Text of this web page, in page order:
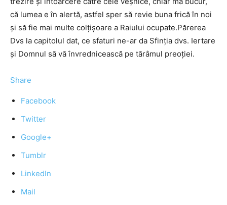
că lumea e în alertă, astfel sper să revie buna frică în noi
şi să fie mai multe colţişoare a Raiului ocupate.Părerea
Dvs la capitolul dat, ce sfaturi ne-ar da Sfinţia dvs. Iertare
şi Domnul să vă învrednicească pe tărâmul preoţiei.
Share
Facebook
Twitter
Google+
Tumblr
LinkedIn
Mail